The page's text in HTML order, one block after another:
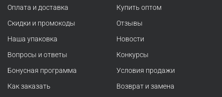
Оплата и доставка
Скидки и промокоды
Наша упаковка
Вопросы и ответы
Бонусная программа
Как заказать
Купить оптом
Отзывы
Новости
Конкурсы
Условия продажи
Возврат и замена